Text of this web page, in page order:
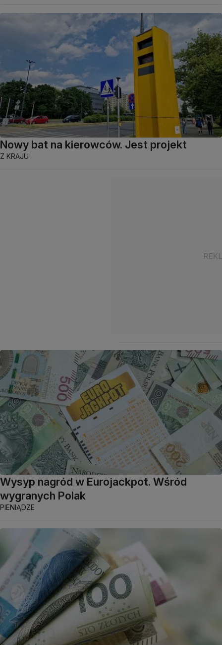
Nowy bat na kierowców. Jest projekt
Z KRAJU
Wysyp nagród w Eurojackpot. Wśród
wygranych Polak
PIENIĄDZE